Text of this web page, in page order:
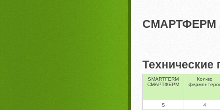
СМАРТФЕРМ
Технические
SMARTFERM
СМАРТФЕРМ
Кол-во
S 4